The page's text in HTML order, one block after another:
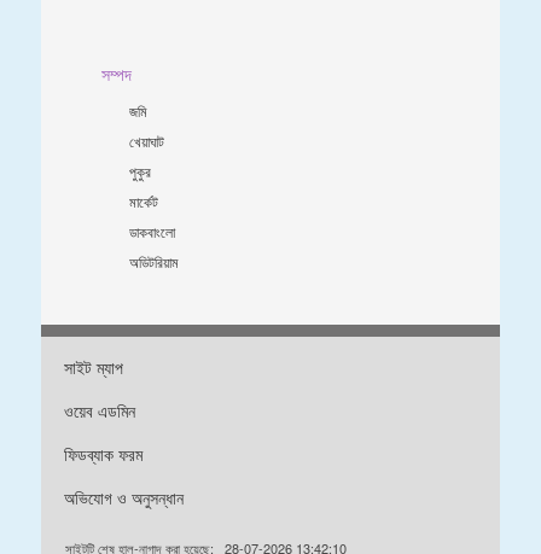
সম্পদ
জমি
খেয়াঘাট
পুকুর
মার্কেট
ডাকবাংলো
অডিটরিয়াম
সাইট ম্যাপ
ওয়েব এডমিন
ফিডব্যাক ফরম
অভিযোগ ও অনুসন্ধান
সাইটটি শেষ হাল-নাগাদ করা হয়েছে: 28-07-2026 13:42:10